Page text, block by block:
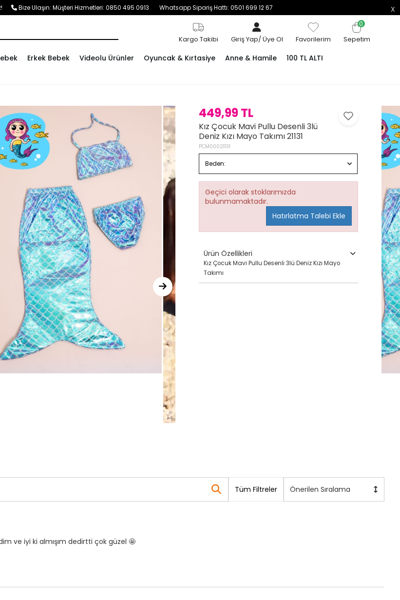
Bize Ulaşın: Müşteri Hizmetleri: 0850 495 0913 Whatsapp Sipariş Hattı: 0501 699 12 67
Kargo Takibi Giriş Yap/Üye Ol Favorilerim
0
Sepetim
Erkek Bebek Videolu Ürünler Oyuncak & Kırtasiye Anne & Hamile
100 TL ALTI
449,99 TL
Kız Çocuk Mavi Pullu Desenli 3lü
Deniz Kızı Mayo Takımı 21131
PCM00021131
Beden:
Geçici olarak stoklarımızda
bulunmamaktadır.
Hatırlatma Talebi Ekle
Ürün Özellikleri
Kız Çocuk Mavi Pullu Desenli 3lü Deniz Kızı Mayo
Takımı
Tüm Filtreler Önerilen Sıralama
ve iyi ki almışım dedirtti çok güzel 🤩